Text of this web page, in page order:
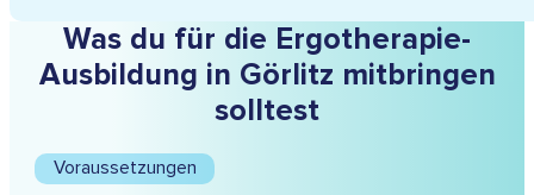
Was du für die Ergotherapie-
Ausbildung in Görlitz mitbringen
solltest
Voraussetzungen